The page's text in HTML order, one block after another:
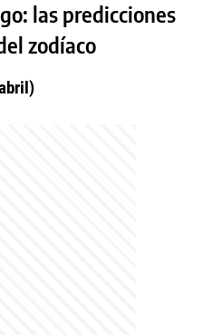
las predicciones
zodíaco